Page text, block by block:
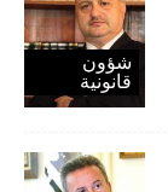
شؤون
قانونية